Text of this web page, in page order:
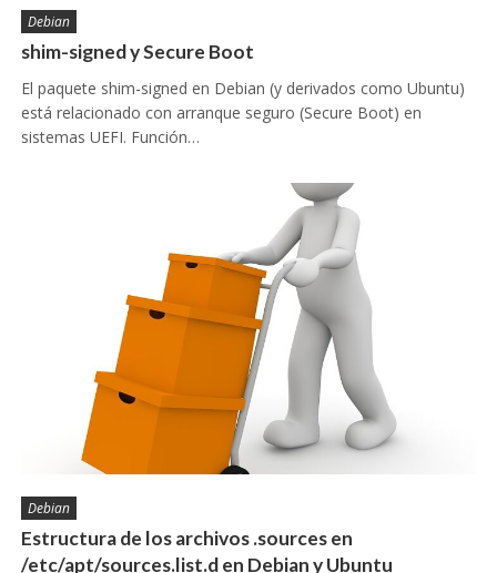
Debian
shim-signed y Secure Boot
El paquete shim-signed en Debian (y derivados como Ubuntu)
está relacionado con arranque seguro (Secure Boot) en
sistemas UEFI. Función…
Debian
Estructura de los archivos .sources en
/etc/apt/sources.list.d en Debian y Ubuntu